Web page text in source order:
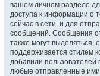
вашем личном разделе
доступа к информации о
сейчас в сети, и для
сообщений. Сообщения
также могут выделяться,
поддерживается стилем
добавили пользователей
любые отправленные